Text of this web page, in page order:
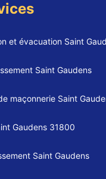
et évacuation Saint
Saint Gaudens
maçonnerie Saint
Gaudens 31800
Saint Gaudens